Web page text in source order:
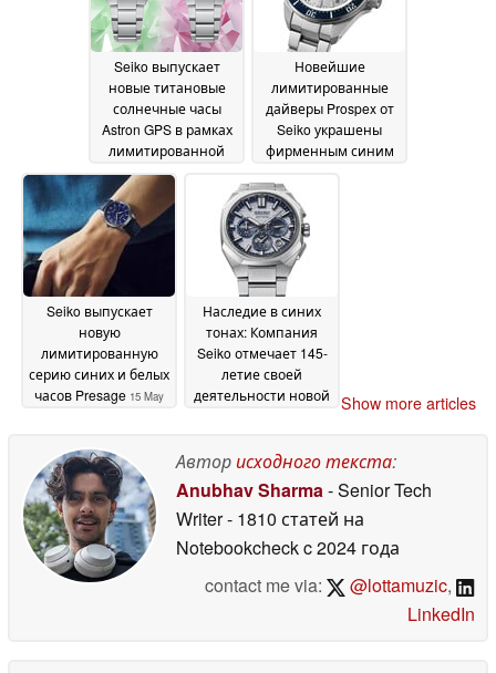
June 2026
Seiko выпускает
новые титановые
солнечные часы
Astron GPS в рамках
лимитированной
серии02 June 2026
Новейшие
лимитированные
дайверы Prospex от
Seiko украшены
фирменным синим
Seiko выпускает
новую
лимитированную
серию синих и белых
часов Presage 15 May
Наследие в синих
тонах: Компания
Seiko отмечает 145-
летие своей
деятельности новой
солнечной серией
Astron GPS
Show more articles
Авторисходного текста:
Anubhav Sharma- Senior Tech
Writer- 1810 статей на
Notebookcheckc 2024 года
contact me via:
@lottamuzic,
LinkedIn